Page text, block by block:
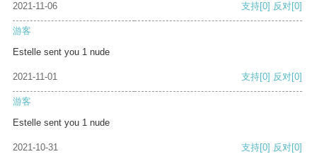
2021-11-06 支持[0] 反对[0]
游客
Estelle sent you 1 nude
2021-11-01 支持[0] 反对[0]
游客
Estelle sent you 1 nude
2021-10-31 支持[0] 反对[0]